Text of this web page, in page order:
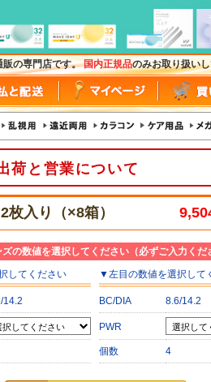
販の専門店です。国内正規品のみお取り扱い
荷と営業について
入り（×8箱）
の数値を選択してください（必ずご入力くだ
してください
14.2
▼左目の数値を選択して
BC/DIA 8.6/14.2
PWR
個数 4